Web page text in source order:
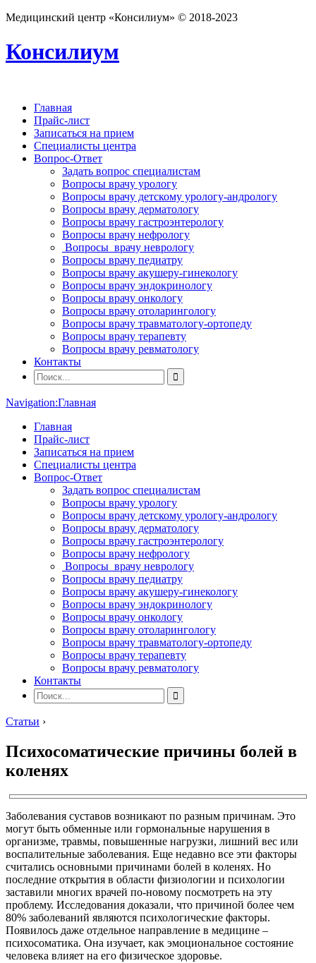
Медицинский центр «Консилиум» © 2018-2023
Консилиум
Главная
Прайс-лист
Записаться на прием
Специалисты центра
Вопрос-Ответ
Задать вопрос специалистам
Вопросы врачу урологу
Вопросы врачу детскому урологу-андрологу
Вопросы врачу дерматологу
Вопросы врачу гастроэнтерологу
Вопросы врачу нефрологу
Вопросы врачу неврологу
Вопросы врачу педиатру
Вопросы врачу акушеру-гинекологу
Вопросы врачу эндокринологу
Вопросы врачу онкологу
Вопросы врачу отоларингологу
Вопросы врачу травматологу-ортопеду
Вопросы врачу терапевту
Вопросы врачу ревматологу
Контакты
Navigation:Главная
Главная
Прайс-лист
Записаться на прием
Специалисты центра
Вопрос-Ответ
Задать вопрос специалистам
Вопросы врачу урологу
Вопросы врачу детскому урологу-андрологу
Вопросы врачу дерматологу
Вопросы врачу гастроэнтерологу
Вопросы врачу нефрологу
Вопросы врачу неврологу
Вопросы врачу педиатру
Вопросы врачу акушеру-гинекологу
Вопросы врачу эндокринологу
Вопросы врачу онкологу
Вопросы врачу отоларингологу
Вопросы врачу травматологу-ортопеду
Вопросы врачу терапевту
Вопросы врачу ревматологу
Контакты
Статьи ›
Психосоматические причины болей в
коленях
Заболевания суставов возникают по разным причинам. Это
могут быть обменные или гормональные нарушения в
организме, травмы, повышенные нагрузки, лишний вес или
воспалительные заболевания. Еще недавно все эти факторы
считались основными причинами болей в коленях. Но
последние открытия в области физиологии и психологии
заставили многих врачей по-новому посмотреть на эту
проблему. Исследования доказали, что причиной более чем
80% заболеваний являются психологические факторы.
Появилось даже отдельное направление в медицине –
психосоматика. Она изучает, как эмоциональное состояние
человека влияет на его физическое здоровье.